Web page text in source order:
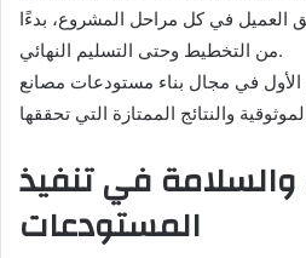
العميل في كل مراحل المشروع، بدءًا
من التخطيط وحتى التسليم النهائي.
في مجال بناء مستودعات مصانع
والسلامة في تنفيذ
المستودعات